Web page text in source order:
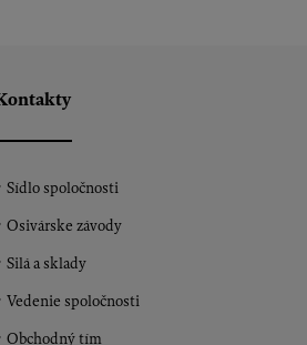
Sídlo spoločnosti
Osivárske závody
Silá a sklady
Vedenie spoločnosti
Obchodný tím